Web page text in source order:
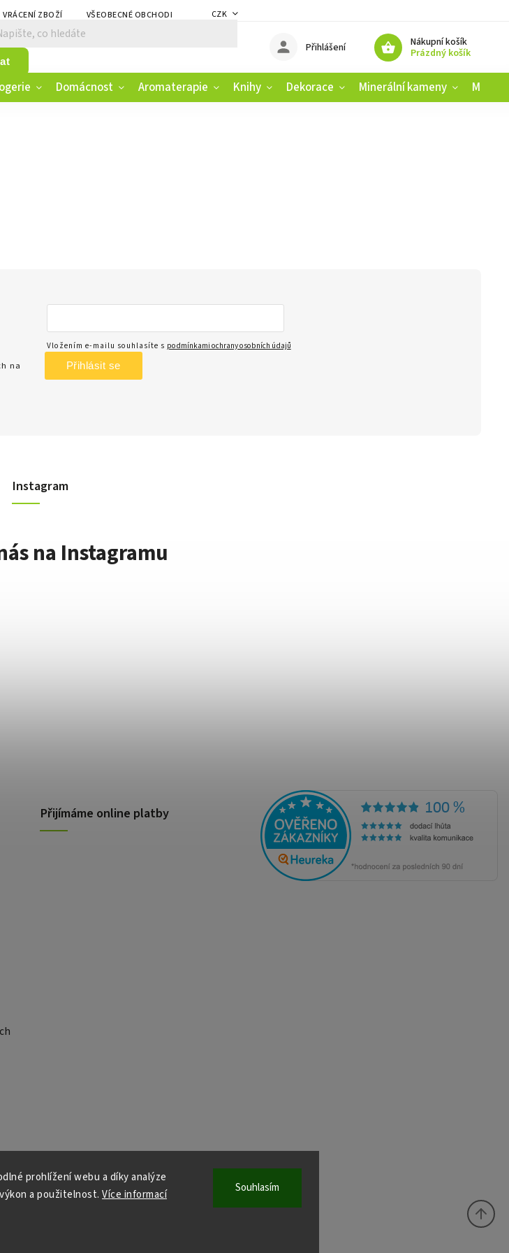
prohlížení webu a díky analýze
a použitelnost. Více informací Souhlasím
VRÁCENÍ ZBOŽÍ VŠEOBECNÉ OBCHODNÍ PODMÍNKY
CZK
Nákupní košík
Prázdný košík
Přihlášení
Domácnost Aromaterapie Knihy Dekorace Minerální kameny
Instagram
na Instagramu
na
Vložením e-mailu souhlasíte s podmínkami ochrany osobních údajů
Přihlásit se
Přijímáme online platby